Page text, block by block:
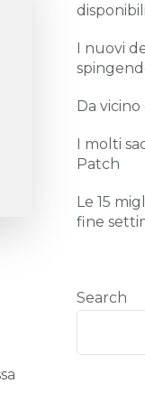
I nuovi
Da
I molti
Patch
Le 15
fine
Search